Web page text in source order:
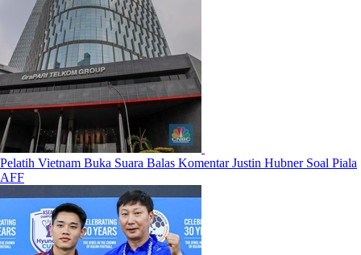
Pelatih Vietnam Buka Suara Balas Komentar Justin Hubner Soal Piala
AFF